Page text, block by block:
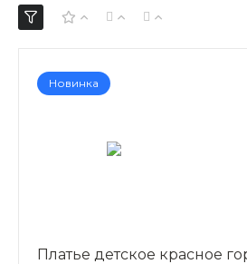
Новинка
Платье детское красное